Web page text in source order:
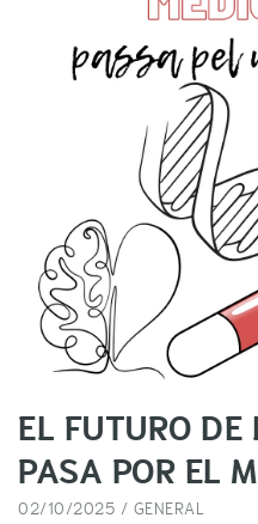
EL FUTURO
PASA POR EL
02/10/2025 / GENERAL